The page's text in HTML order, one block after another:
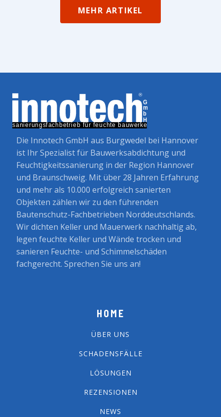
MEHR ARTIKEL
Die Innotech GmbH aus Burgwedel bei Hannover
ist Ihr Spezialist für Bauwerksabdichtung und
Feuchtigkeitssanierung in der Region Hannover
und Braunschweig. Mit über 28 Jahren Erfahrung
und mehr als 10.000 erfolgreich sanierten
Objekten zählen wir zu den führenden
Bautenschutz-Fachbetrieben Norddeutschlands.
Wir dichten Keller und Mauerwerk nachhaltig ab,
legen feuchte Keller und Wände trocken und
sanieren Feuchte- und Schimmelschäden
fachgerecht. Sprechen Sie uns an!
HOME
ÜBER UNS
SCHADENSFÄLLE
LÖSUNGEN
REZENSIONEN
NEWS